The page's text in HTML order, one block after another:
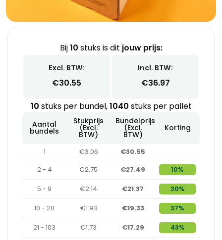
Bij10 stuks is dit jouw prijs:
Excl. BTW:
€30.55
Incl. BTW:
€36.97
10 stuks per bundel,1040 stuks per pallet
Aantal
bundels
Stukprijs
(Excl.
BTW)
Bundelprijs
(Excl.
BTW)
Korting
1 €3.06
€30.55
2 - 4
€2.75 €27.49 10%
5 - 9 €2.14 €21.37 30%
10 - 20 €1.93 €19.33 37%
21 - 103 €1.73 €17.29
43%